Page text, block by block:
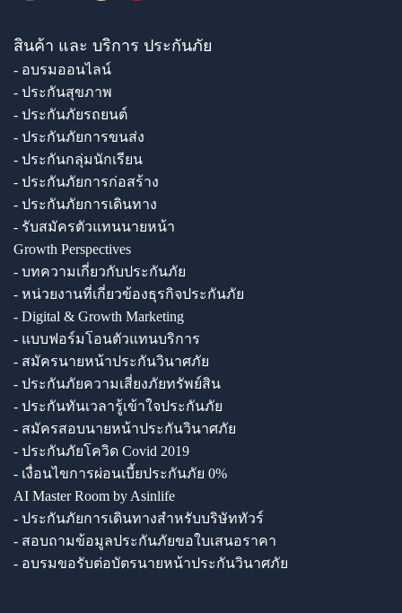
สินค้า และ บริการ ประกันภัย
- อบรมออนไลน์
- ประกันสุขภาพ
- ประกันภัยรถยนต์
- ประกันภัยการขนส่ง
- ประกันกลุ่มนักเรียน
- ประกันภัยการก่อสร้าง
- ประกันภัยการเดินทาง
- รับสมัครตัวแทนนายหน้า
Growth Perspectives
- บทความเกี่ยวกับประกันภัย
- หน่วยงานที่เกี่ยวข้องธุรกิจประกันภัย
- Digital & Growth Marketing
- แบบฟอร์มโอนตัวแทนบริการ
- สมัครนายหน้าประกันวินาศภัย
- ประกันภัยความเสี่ยงภัยทรัพย์สิน
- ประกันทันเวลารู้เข้าใจประกันภัย
- สมัครสอบนายหน้าประกันวินาศภัย
- ประกันภัยโควิด Covid 2019
- เงื่อนไขการผ่อนเบี้ยประกันภัย 0%
AI Master Room by Asinlife
- ประกันภัยการเดินทางสำหรับบริษัททัวร์
- สอบถามข้อมูลประกันภัยขอใบเสนอราคา
- อบรมขอรับต่อบัตรนายหน้าประกันวินาศภัย